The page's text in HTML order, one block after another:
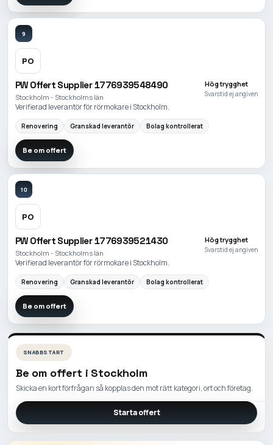
9
PO
PW Offert Supplier 1776939548490
Stockholm - Stockholms län
Hög trygghet
Svarstid ej angiven
Verifierad leverantör för rörmokare i Stockholm.
Renovering Granskad leverantör Bolag kontrollerat
Be om offert
10
PO
PW Offert Supplier 1776939521430
Stockholm - Stockholms län
Hög trygghet
Svarstid ej angiven
Verifierad leverantör för rörmokare i Stockholm.
Renovering Granskad leverantör Bolag kontrollerat
Be om offert
SNABBSTART
Be om offert i Stockholm
Skicka en kort förfrågan så kopplas den mot rätt kategori, ort och företag.
Starta offert